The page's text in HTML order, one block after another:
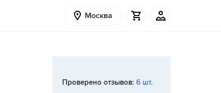
Москва
Проверено отзывов: 6 шт.